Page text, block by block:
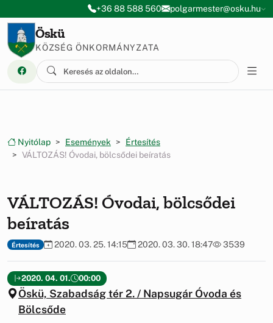
Ugrás a menüre
Ugrás a tartalomra+36 88 588 560 polgarmester@osku.hu
Öskü
KÖZSÉG ÖNKORMÁNYZATA
Nyitólap Események
Értesítés
VÁLTOZÁS! Óvodai, bölcsődei beíratás
VÁLTOZÁS! Óvodai, bölcsődei
beíratás
Értesítés 2020. 03. 25. 14:15 2020. 03. 30. 18:47 3539
2020. 04. 01. 00:00
Öskü, Szabadság tér 2. / Napsugár Óvoda és
Bölcsőde